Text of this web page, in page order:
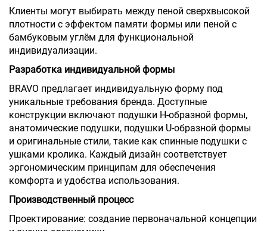
Клиенты могут выбирать между пеной сверхвысокой
плотности с эффектом памяти формы или пеной с
бамбуковым углём для функциональной
индивидуализации.
Разработка индивидуальной формы
BRAVO предлагает индивидуальную форму под
уникальные требования бренда. Доступные
конструкции включают подушки Н-образной формы,
анатомические подушки, подушки U-образной формы
и оригинальные стили, такие как спинные подушки с
ушками кролика. Каждый дизайн соответствует
эргономическим принципам для обеспечения
комфорта и удобства использования.
Производственный процесс
Проектирование: создание первоначальной концепции